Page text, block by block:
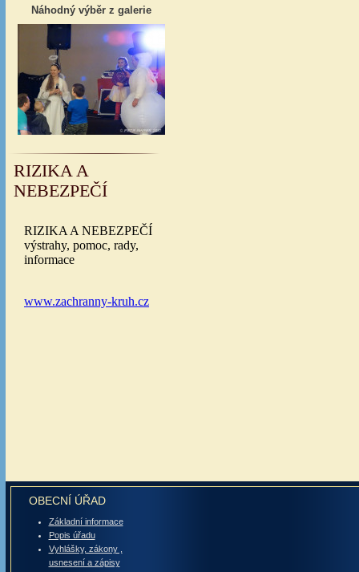
Náhodný výběr z galerie
RIZIKA A
NEBEZPEČÍ
OBECNÍ ÚŘAD
Základní informace
Popis úřadu
Vyhlášky, zákony ,
usnesení a zápisy